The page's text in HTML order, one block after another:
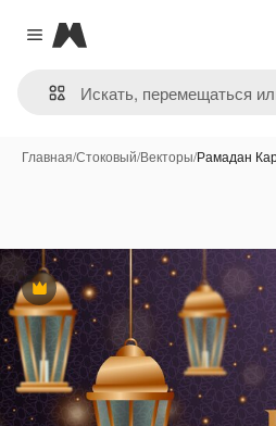
Close menu
Magnific
Главная/Стоковый/Векторы/Рамадан
Премиум